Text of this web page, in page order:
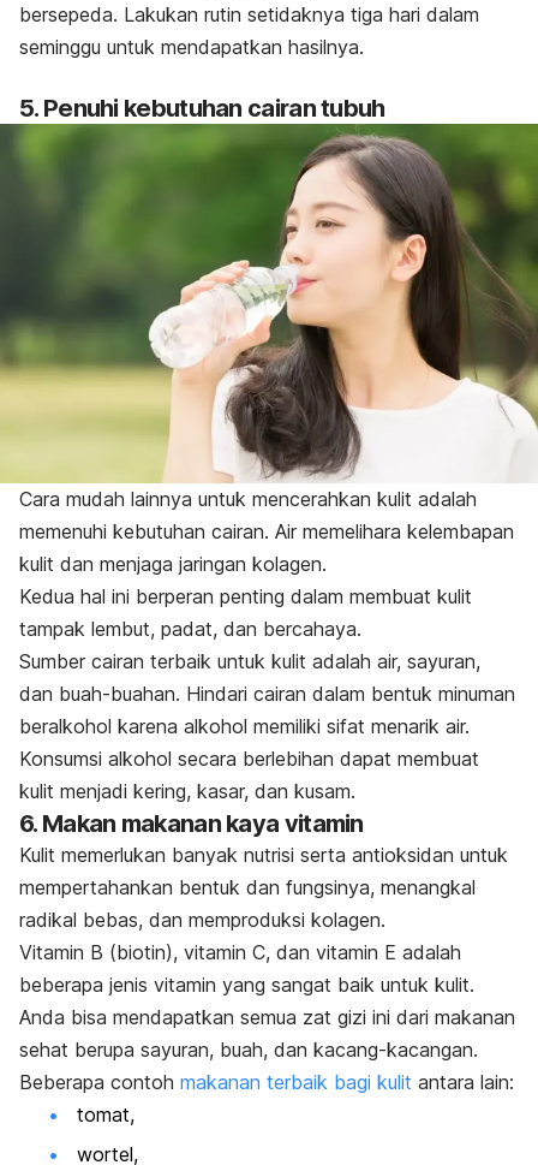
bersepeda. Lakukan rutin setidaknya tiga hari dalam
seminggu untuk mendapatkan hasilnya.
5. Penuhi kebutuhan cairan tubuh
Cara mudah lainnya untuk mencerahkan kulit adalah
memenuhi kebutuhan cairan. Air memelihara kelembapan
kulit dan menjaga jaringan kolagen.
Kedua hal ini berperan penting dalam membuat kulit
tampak lembut, padat, dan bercahaya.
Sumber cairan terbaik untuk kulit adalah air, sayuran,
dan buah-buahan. Hindari cairan dalam bentuk minuman
beralkohol karena alkohol memiliki sifat menarik air.
Konsumsi alkohol secara berlebihan dapat membuat
kulit menjadi kering, kasar, dan kusam.
6. Makan makanan kaya vitamin
Kulit memerlukan banyak nutrisi serta antioksidan untuk
mempertahankan bentuk dan fungsinya, menangkal
radikal bebas, dan memproduksi kolagen.
Vitamin B (biotin), vitamin C, dan vitamin E adalah
beberapa jenis vitamin yang sangat baik untuk kulit.
Anda bisa mendapatkan semua zat gizi ini dari makanan
sehat berupa sayuran, buah, dan kacang-kacangan.
Beberapa contoh makanan terbaik bagi kulit antara lain:
tomat,
wortel,